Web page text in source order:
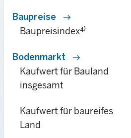
Baupreise east
Baupreisindex⁴⁾
Bodenmarkt east
Kaufwert für Bauland
insgesamt
Kaufwert für baureifes
Land